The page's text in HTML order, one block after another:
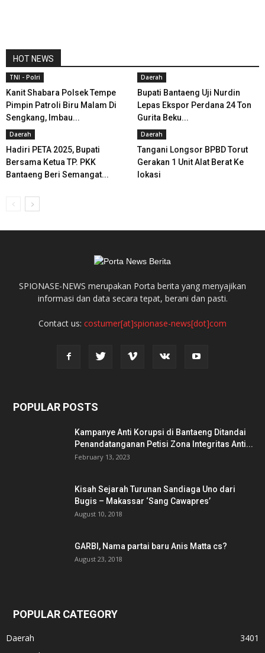
HOT NEWS
TNI - Polri
Kanit Shabara Polsek Tempe
Pimpin Patroli Biru Malam Di
Sengkang, Imbau...
Daerah
Bupati Bantaeng Uji Nurdin
Lepas Ekspor Perdana 24 Ton
Gurita Beku...
Daerah
Hadiri PETA 2025, Bupati
Bersama Ketua TP. PKK
Bantaeng Beri Semangat...
Daerah
Tangani Longsor BPBD Torut
Gerakan 1 Unit Alat Berat Ke
lokasi
SPIONASE-NEWS merupakan Porta berita yang menyajikan
informasi dan data secara tepat, berani dan pasti.
Contact us: costumer[at]spionase-news[dot]com
POPULAR POSTS
Kampanye Anti Korupsi di Bantaeng Ditandai
Penandatanganan Petisi Zona Integritas Anti...
February 13, 2023
Kisah Sejarah Turunan Sandiaga Uno dari
Bugis – Makassar ‘Sang Cawapres’
August 10, 2018
GARBI, Nama partai baru Anis Matta cs?
August 23, 2018
POPULAR CATEGORY
Daerah
3401